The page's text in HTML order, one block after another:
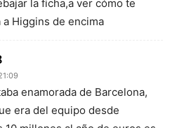
la ficha,a ver cómo te
a Higgins de encima
enamorada de Barcelona,
era del equipo desde